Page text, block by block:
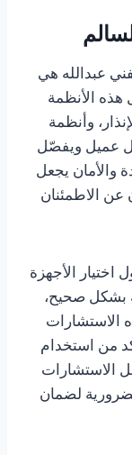
عبدالله هي
هذه الأنظمة
وأنظمة
عميل ويفصّل
والأمان يجعل
عن الاطمئنان
الأجهزة
بشكل صحيح،
الاستشارات
من استخدام
الاستشارات
لضمان